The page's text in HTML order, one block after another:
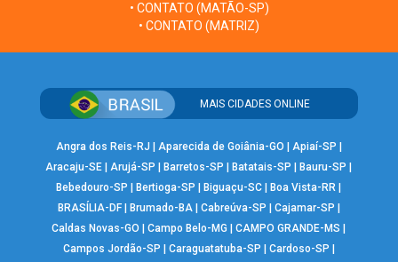
• CONTATO (MATÃO-SP)
• CONTATO (MATRIZ)
MAIS CIDADES ONLINE
Angra dos Reis-RJ Aparecida de Goiânia-GO Apiaí-SP
Aracaju-SE |Arujá-SP Barretos-SP Batatais-SP Bauru-SP
Bebedouro-SP
Bertioga-SP Biguaçu-SC Boa Vista-RR
BRASÍLIA-DF| Brumado-BA| Cabreúva-SP Cajamar-SP
Caldas Novas-GO
|Campo Belo-MG |CAMPO GRANDE-MS
Campos Jordão-SP
Caraguatatuba-SP Cardoso-SP